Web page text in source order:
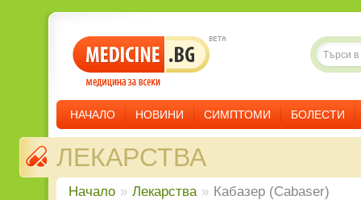
НАЧАЛО НОВИНИ СИМПТОМИ БОЛЕСТИ
ЛЕКАРСТВА
Начало » Лекарства » Кабазер (Cabaser)